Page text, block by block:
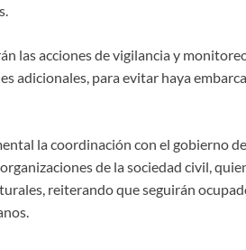
las acciones de vigilancia y
adicionales, para evitar haya
la coordinación con el gobierno
de la sociedad civil,
reiterando que seguirán